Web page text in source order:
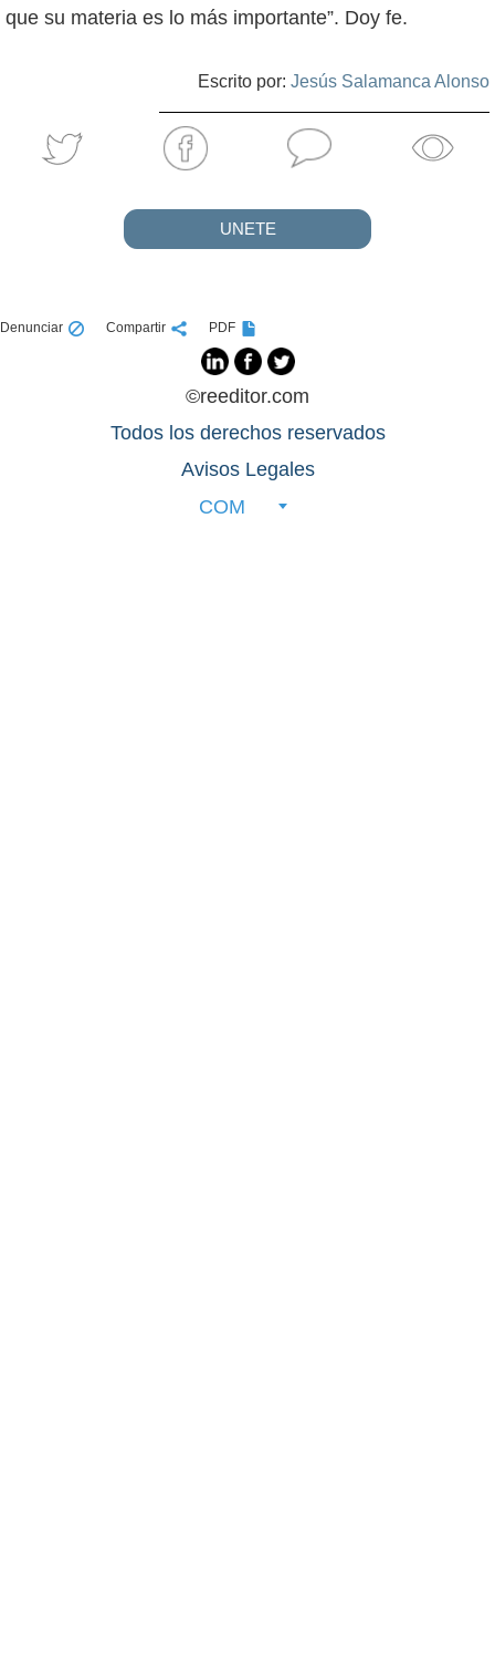
que su materia es lo más importante”. Doy fe.
Escrito por: Jesús Salamanca Alonso
UNETE
Denunciar Compartir PDF
©reeditor.com
Todos los derechos reservados
Avisos Legales